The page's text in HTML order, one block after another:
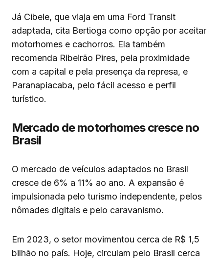
Já Cibele, que viaja em uma Ford Transit
adaptada, cita Bertioga como opção por aceitar
motorhomes e cachorros. Ela também
recomenda Ribeirão Pires, pela proximidade
com a capital e pela presença da represa, e
Paranapiacaba, pelo fácil acesso e perfil
turístico.
Mercado de motorhomes cresce no
Brasil
O mercado de veículos adaptados no Brasil
cresce de 6% a 11% ao ano. A expansão é
impulsionada pelo turismo independente, pelos
nômades digitais e pelo caravanismo.
Em 2023, o setor movimentou cerca de R$ 1,5
bilhão no país. Hoje, circulam pelo Brasil cerca